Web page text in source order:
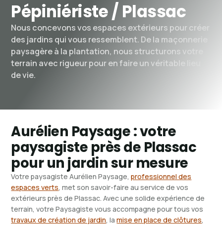
Pépiniériste / Plassac
Nous concevons vos espaces extérieurs pour créer
des jardins qui vous ressemblent. De la maçonnerie
paysagère à la plantation, nous structurons votre
terrain avec rigueur pour en faire un véritable lieu
de vie.
Aurélien Paysage : votre
paysagiste près de Plassac
pour un jardin sur mesure
Votre paysagiste Aurélien Paysage,professionnel des
espaces verts, met son savoir-faire au service de vos
extérieurs près de Plassac. Avec une solide expérience de
terrain, votre Paysagiste vous accompagne pour tous vos
travaux de création de jardin, lamise en place de clôtures,